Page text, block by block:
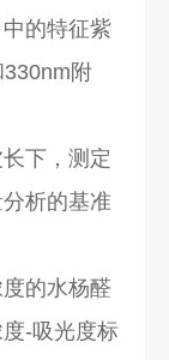
的特征紫
附
长下，测定
析的基准
度的水杨醛
-吸光度标